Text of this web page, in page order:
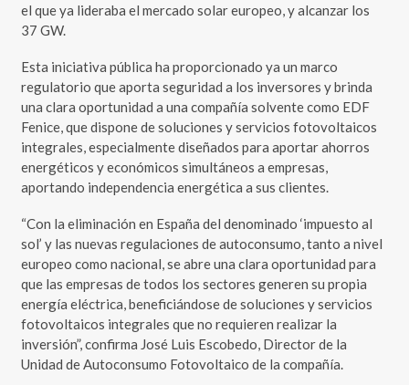
el que ya lideraba el mercado solar europeo, y alcanzar los
37 GW.
Esta iniciativa pública ha proporcionado ya un marco
regulatorio que aporta seguridad a los inversores y brinda
una clara oportunidad a una compañía solvente como EDF
Fenice, que dispone de soluciones y servicios fotovoltaicos
integrales, especialmente diseñados para aportar ahorros
energéticos y económicos simultáneos a empresas,
aportando independencia energética a sus clientes.
“Con la eliminación en España del denominado ‘impuesto al
sol’ y las nuevas regulaciones de autoconsumo, tanto a nivel
europeo como nacional, se abre una clara oportunidad para
que las empresas de todos los sectores generen su propia
energía eléctrica, beneficiándose de soluciones y servicios
fotovoltaicos integrales que no requieren realizar la
inversión”, confirma José Luis Escobedo, Director de la
Unidad de Autoconsumo Fotovoltaico de la compañía.